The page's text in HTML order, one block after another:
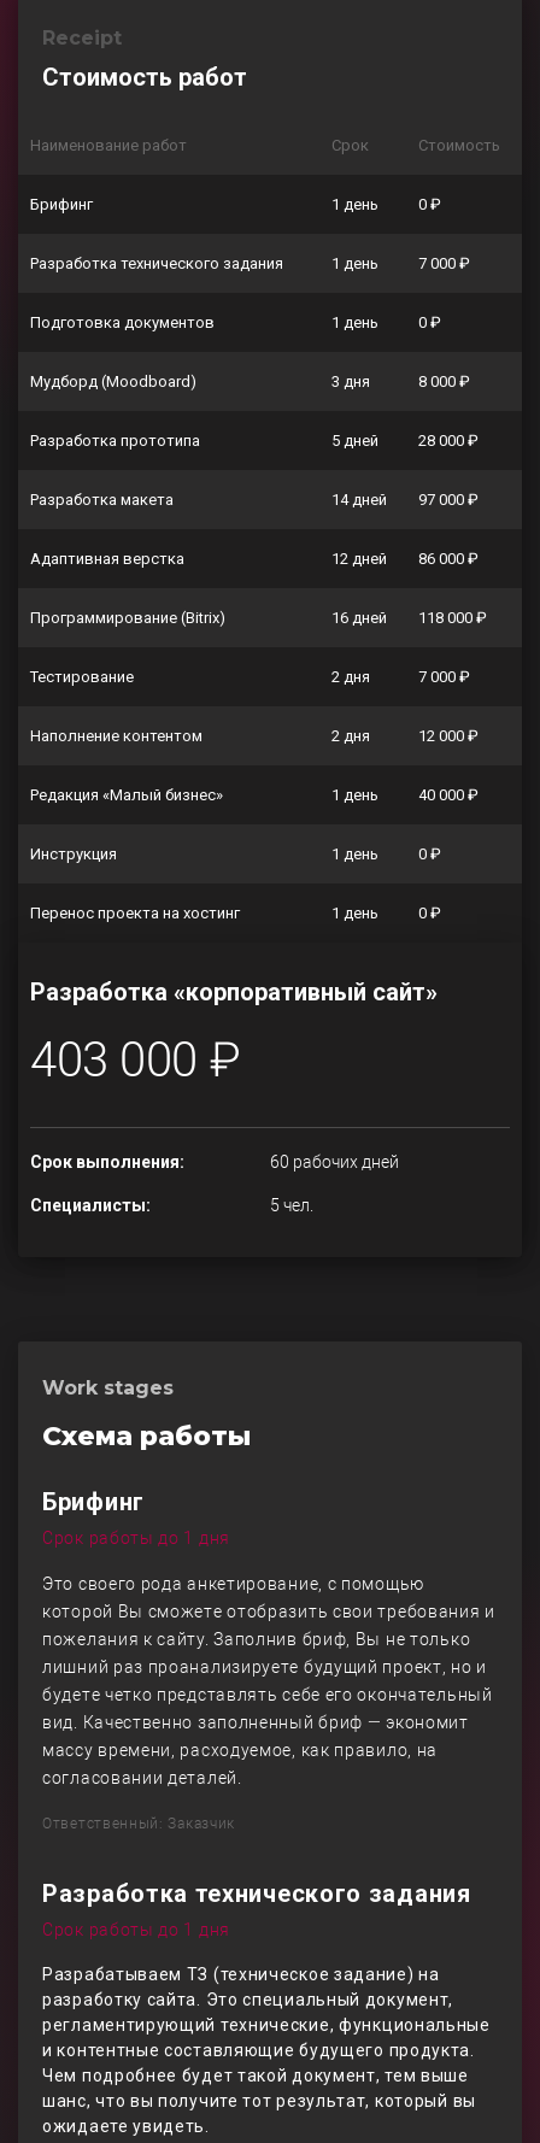
Receipt
Стоимость работ
Наименование работ Срок Стоимость
Брифинг 1 день 0 ₽
Разработка технического задания 1 день 7 000 ₽
Подготовка документов 1 день 0 ₽
Мудборд (Moodboard) 3 дня 8 000 ₽
Разработка прототипа 5 дней 28 000 ₽
Разработка макета 14 дней 97 000 ₽
Адаптивная верстка 12 дней 86 000 ₽
Программирование (Bitrix) 16 дней 118 000 ₽
Тестирование 2 дня 7 000 ₽
Наполнение контентом 2 дня 12 000 ₽
Редакция «Малый бизнес» 1 день 40 000 ₽
Инструкция 1 день 0 ₽
Перенос проекта на хостинг 1 день 0 ₽
Разработка «корпоративный сайт»
403 000 ₽
Срок выполнения: 60 рабочих дней
Специалисты: 5 чел.
Work stages
Схема работы
Брифинг
Срок работы до 1 дня
Это своего рода анкетирование, с помощью
которой Вы сможете отобразить свои требования и
пожелания к сайту. Заполнив бриф, Вы не только
лишний раз проанализируете будущий проект, но и
будете четко представлять себе его окончательный
вид. Качественно заполненный бриф — экономит
массу времени, расходуемое, как правило, на
согласовании деталей.
Ответственный: Заказчик
Разработка технического задания
Срок работы до 1 дня
Разрабатываем ТЗ (техническое задание) на
разработку сайта. Это специальный документ,
регламентирующий технические, функциональные
и контентные составляющие будущего продукта.
Чем подробнее будет такой документ, тем выше
шанс, что вы получите тот результат, который вы
ожидаете увидеть.